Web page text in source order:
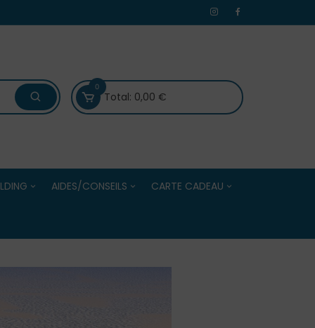
0
Total: 0,00 €
Adultes
AIDES/CONSEILS
pétanque
Bien choisir ses accessoires
CARTE CADEAU